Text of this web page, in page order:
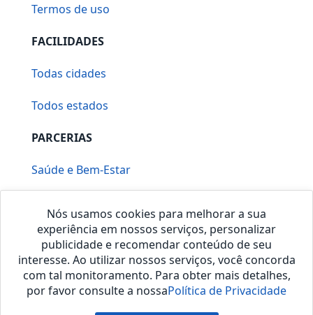
Termos de uso
FACILIDADES
Todas cidades
Todos estados
PARCERIAS
Saúde e Bem-Estar
Nós usamos cookies para melhorar a sua
experiência em nossos serviços, personalizar
publicidade e recomendar conteúdo de seu
interesse. Ao utilizar nossos serviços, você concorda
com tal monitoramento. Para obter mais detalhes,
por favor consulte a nossaPolítica de Privacidade